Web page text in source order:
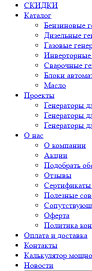
СКИДКИ
Каталог
Бензиновые
Дизельные
Газовые
Инверторные
Сварочные
Блоки
Масло
Проекты
Генераторы
Генераторы
Генераторы
О нас
О компании
Акции
Подобрать
Отзывы
Сертификаты
Полезные
Оферта
Политика
Оплата и доставка
Контакты
Калькулятор
Новости